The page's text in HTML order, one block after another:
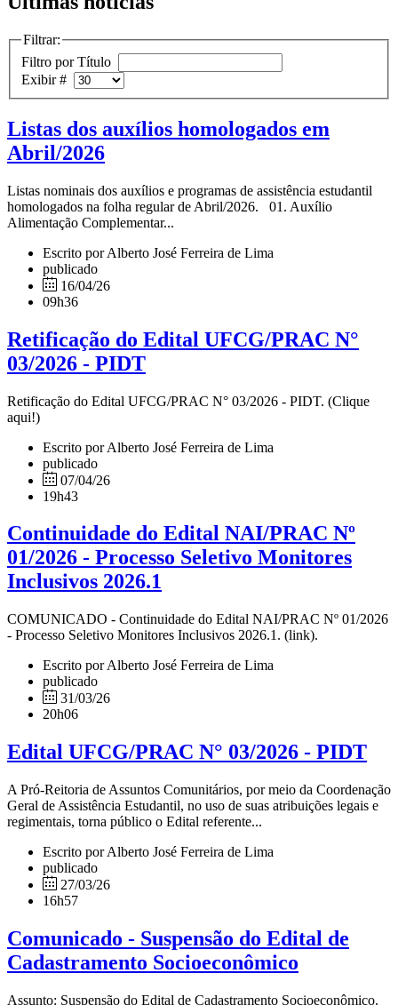
Filtrar:
Filtro por Título
Exibir #
Listas dos auxílios homologados em
Abril/2026
Listas nominais dos auxílios e programas de assistência estudantil
homologados na folha regular de Abril/2026. 01. Auxílio
Alimentação Complementar...
Escrito por Alberto José Ferreira de Lima
publicado
16/04/26
09h36
Retificação do Edital UFCG/PRAC N°
03/2026 - PIDT
Retificação do Edital UFCG/PRAC N° 03/2026 - PIDT. (Clique
aqui!)
Escrito por Alberto José Ferreira de Lima
publicado
07/04/26
19h43
Continuidade do Edital NAI/PRAC Nº
01/2026 - Processo Seletivo Monitores
Inclusivos 2026.1
COMUNICADO - Continuidade do Edital NAI/PRAC Nº 01/2026
- Processo Seletivo Monitores Inclusivos 2026.1. (link).
Escrito por Alberto José Ferreira de Lima
publicado
31/03/26
20h06
Edital UFCG/PRAC N° 03/2026 - PIDT
A Pró-Reitoria de Assuntos Comunitários, por meio da Coordenação
Geral de Assistência Estudantil, no uso de suas atribuições legais e
regimentais, torna público o Edital referente...
Escrito por Alberto José Ferreira de Lima
publicado
27/03/26
16h57
Comunicado - Suspensão do Edital de
Cadastramento Socioeconômico
Assunto: Suspensão do Edital de Cadastramento Socioeconômico.